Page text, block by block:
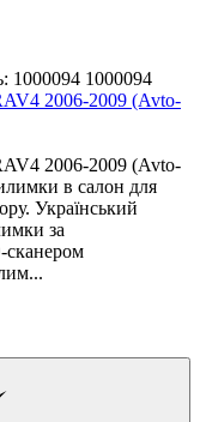
1000094 1000094
2006-2009 (Avto-
2006-2009 (Avto-
в салон для
Український
за
сканером